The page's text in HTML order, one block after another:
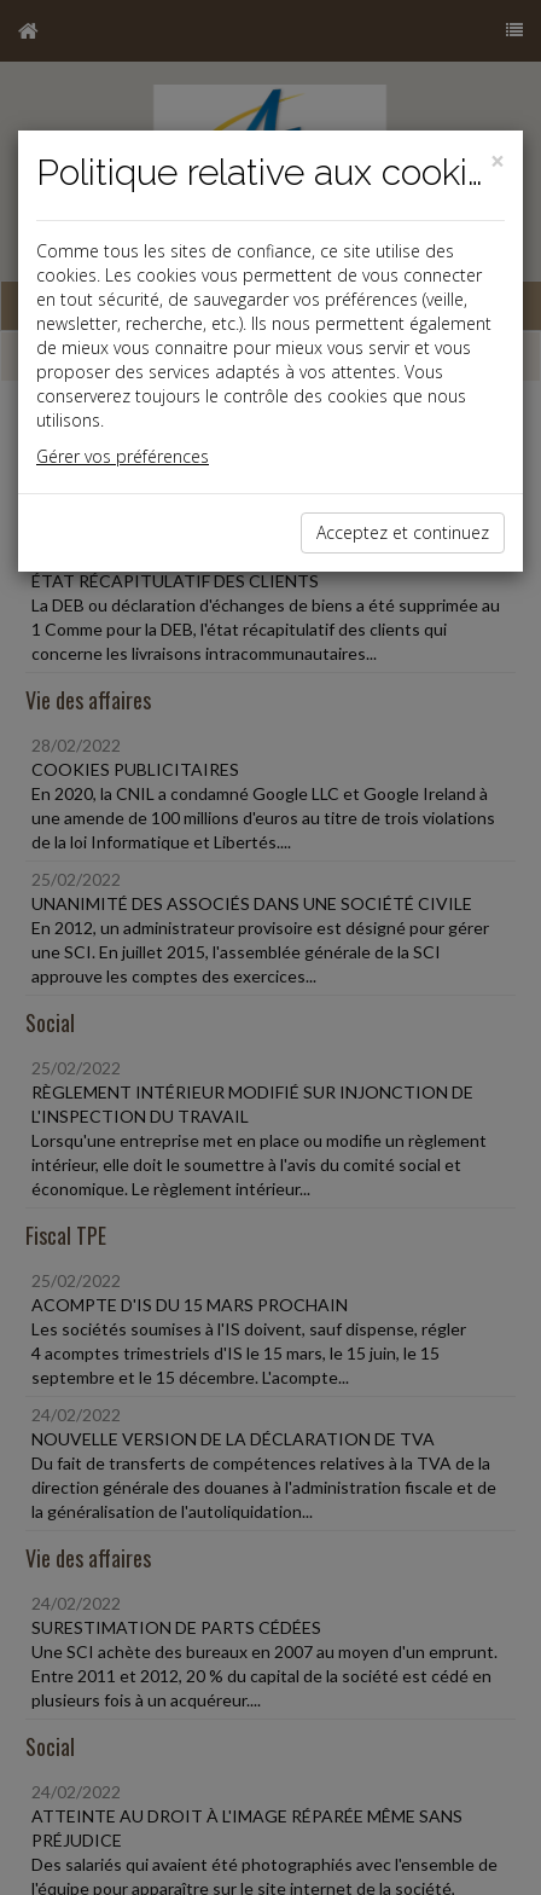
Base documentaire
Dépêches
Liste des dernières dépêches
ÉTAT RÉCAPITULATIF DES CLIENTS
La DEB ou déclaration d'échanges de biens a été supprimée au
1 Comme pour la DEB, l'état récapitulatif des clients qui
concerne les livraisons intracommunautaires...
Vie des affaires
28/02/2022
COOKIES PUBLICITAIRES
En 2020, la CNIL a condamné Google LLC et Google Ireland à
une amende de 100 millions d'euros au titre de trois violations
de la loi Informatique et Libertés....
25/02/2022
UNANIMITÉ DES ASSOCIÉS DANS UNE SOCIÉTÉ CIVILE
En 2012, un administrateur provisoire est désigné pour gérer
une SCI. En juillet 2015, l'assemblée générale de la SCI
approuve les comptes des exercices...
Social
25/02/2022
RÈGLEMENT INTÉRIEUR MODIFIÉ SUR INJONCTION DE
L'INSPECTION DU TRAVAIL
Lorsqu'une entreprise met en place ou modifie un règlement
intérieur, elle doit le soumettre à l'avis du comité social et
économique. Le règlement intérieur...
Fiscal TPE
25/02/2022
ACOMPTE D'IS DU 15 MARS PROCHAIN
Les sociétés soumises à l'IS doivent, sauf dispense, régler
4 acomptes trimestriels d'IS le 15 mars, le 15 juin, le 15
septembre et le 15 décembre. L'acompte...
24/02/2022
NOUVELLE VERSION DE LA DÉCLARATION DE TVA
Du fait de transferts de compétences relatives à la TVA de la
direction générale des douanes à l'administration fiscale et de
la généralisation de l'autoliquidation...
Vie des affaires
24/02/2022
SURESTIMATION DE PARTS CÉDÉES
Une SCI achète des bureaux en 2007 au moyen d'un emprunt.
Entre 2011 et 2012, 20 % du capital de la société est cédé en
plusieurs fois à un acquéreur....
Social
24/02/2022
ATTEINTE AU DROIT À L'IMAGE RÉPARÉE MÊME SANS
PRÉJUDICE
Des salariés qui avaient été photographiés avec l'ensemble de
l'équipe pour apparaître sur le site internet de la société,
×
Politique relative aux cookies
Comme tous les sites de confiance, ce site utilise des
cookies. Les cookies vous permettent de vous connecter
en tout sécurité, de sauvegarder vos préférences (veille,
newsletter, recherche, etc.). Ils nous permettent également
de mieux vous connaitre pour mieux vous servir et vous
proposer des services adaptés à vos attentes. Vous
conserverez toujours le contrôle des cookies que nous
utilisons.
Gérer vos préférences
Acceptez et continuez